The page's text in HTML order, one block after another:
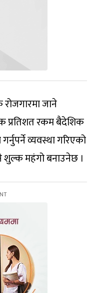
जाने
प्रतिशत रकम बैदेशिक
व्यवस्था गरिएको
महंगो बनाउनेछ ।